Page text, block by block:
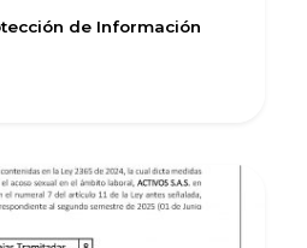
de Información